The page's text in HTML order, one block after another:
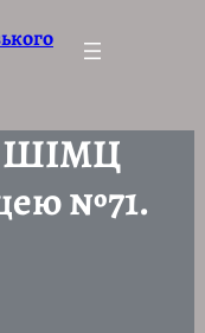
ШІМЦ
№71.